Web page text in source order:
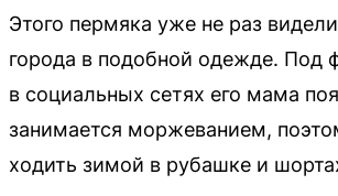
Этого пермяка уже не раз
города в подобной одежде. Под
в социальных сетях его мама
занимается моржеванием,
ходить зимой в рубашке и